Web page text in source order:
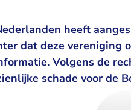
heeft
dat deze vereniging
Volgens de
schade voor de